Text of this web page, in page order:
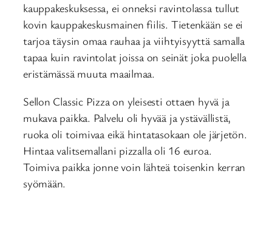
kauppakeskuksessa, ei onneksi ravintolassa tullut
kovin kauppakeskusmainen fiilis. Tietenkään se ei
tarjoa täysin omaa rauhaa ja viihtyisyyttä samalla
tapaa kuin ravintolat joissa on seinät joka puolella
eristämässä muuta maailmaa.
Sellon Classic Pizza on yleisesti ottaen hyvä ja
mukava paikka. Palvelu oli hyvää ja ystävällistä,
ruoka oli toimivaa eikä hintatasokaan ole järjetön.
Hintaa valitsemallani pizzalla oli 16 euroa.
Toimiva paikka jonne voin lähteä toisenkin kerran
syömään.